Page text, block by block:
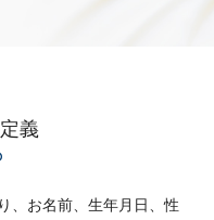
義
、お名前、生年月日、性